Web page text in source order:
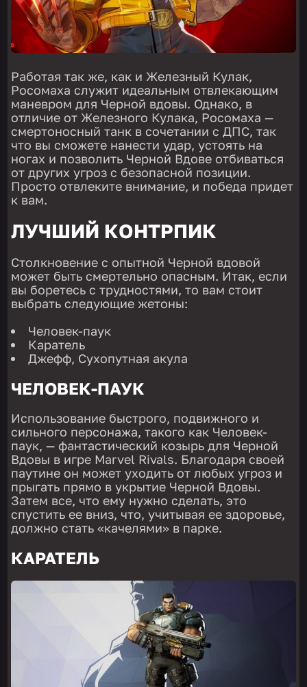
Работая так же, как и Железный Кулак,
Росомаха служит идеальным отвлекающим
маневром для Черной вдовы. Однако, в
отличие от Железного Кулака, Росомаха —
смертоносный танк в сочетании с ДПС, так
что вы сможете нанести удар, устоять на
ногах и позволить Черной Вдове отбиваться
от других угроз с безопасной позиции.
Просто отвлеките внимание, и победа придет
к вам.
ЛУЧШИЙ КОНТРПИК
Столкновение с опытной Черной вдовой
может быть смертельно опасным. Итак, если
вы боретесь с трудностями, то вам стоит
выбрать следующие жетоны:
Человек-паук
Каратель
Джефф, Сухопутная акула
ЧЕЛОВЕК-ПАУК
Использование быстрого, подвижного и
сильного персонажа, такого как Человек-
паук, — фантастический козырь для Черной
Вдовы в игре Marvel Rivals. Благодаря своей
паутине он может уходить от любых угроз и
прыгать прямо в укрытие Черной Вдовы.
Затем все, что ему нужно сделать, это
спустить ее вниз, что, учитывая ее здоровье,
должно стать «качелями» в парке.
КАРАТЕЛЬ